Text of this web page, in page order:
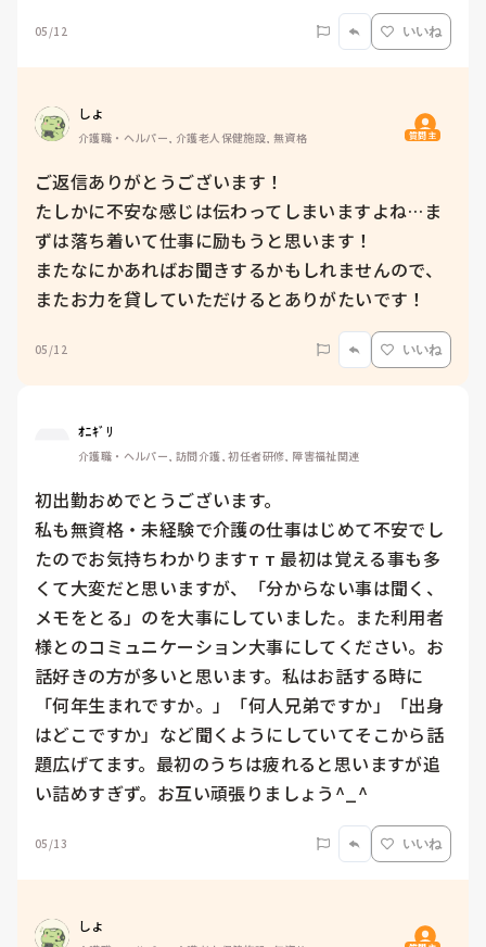
05/12 いいね
しょ
介護職・ヘルパー, 介護老人保健施設, 無資格 質問主
ご返信ありがとうございます！
たしかに不安な感じは伝わってしまいますよね…ま
ずは落ち着いて仕事に励もうと思います！
またなにかあればお聞きするかもしれませんので、
またお力を貸していただけるとありがたいです！
05/12 いいね
ｵﾆｷﾞﾘ
介護職・ヘルパー, 訪問介護, 初任者研修, 障害福祉関連
初出勤おめでとうございます。
私も無資格・未経験で介護の仕事はじめて不安でし
たのでお気持ちわかります‬т т 最初は覚える事も多
くて大変だと思いますが、「分からない事は聞く、
メモをとる」のを大事にしていました。また利用者
様とのコミュニケーション大事にしてください。お
話好きの方が多いと思います。私はお話する時に
「何年生まれですか。」「何人兄弟ですか」「出身
はどこですか」など聞くようにしていてそこから話
題広げてます。最初のうちは疲れると思いますが追
い詰めすぎず。お互い頑張りましょう︎^_^
05/13 いいね
しょ